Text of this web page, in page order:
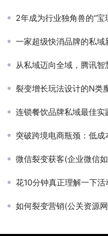
2年成为行业独角兽的“宝
一家超级快消品牌的私域
从私域迈向全域，腾讯
裂变增长玩法设计的N类
连锁餐饮品牌私域最佳实
突破跨境电商瓶颈：低成本
微信裂变获客(企业微信
花10分钟真正理解一下
如何裂变营销(公关资源网